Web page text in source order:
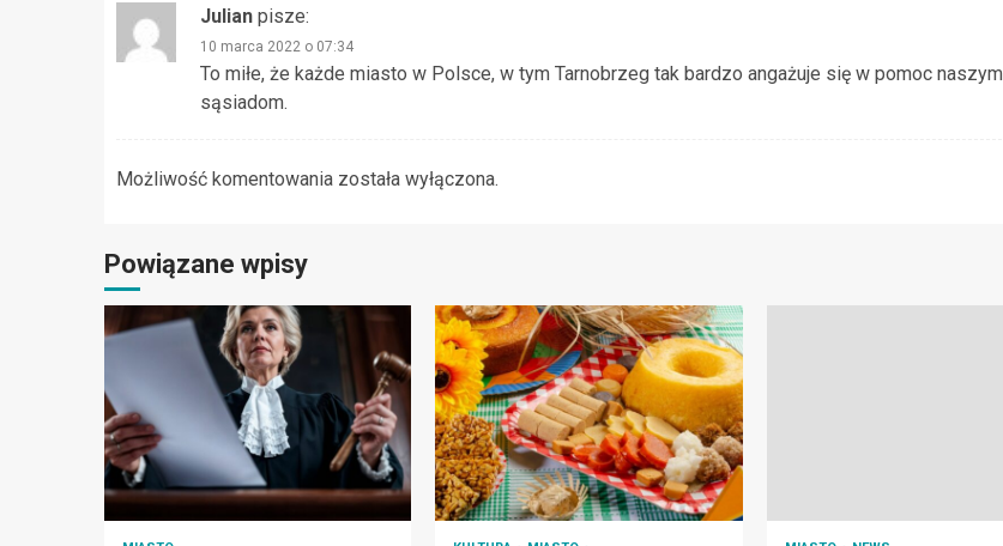
Julian pisze:
10 marca 2022 o 07:34
To miłe, że każde miasto w Polsce, w tym Tarnobrzeg tak bardzo angażuje się w pomoc naszym
sąsiadom.
Możliwość komentowania została wyłączona.
Powiązane wpisy